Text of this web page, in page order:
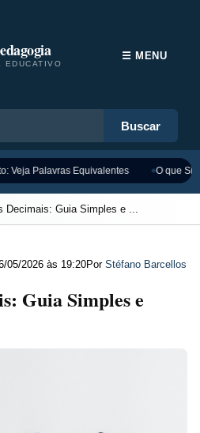
EDUCATIVO
Buscar
☰ MENU
Veja Palavras Equivalentes O que
Decimais: Guia Simples e ...
05/2026 às 19:20Por Stéfano Barcellos
Guia Simples e